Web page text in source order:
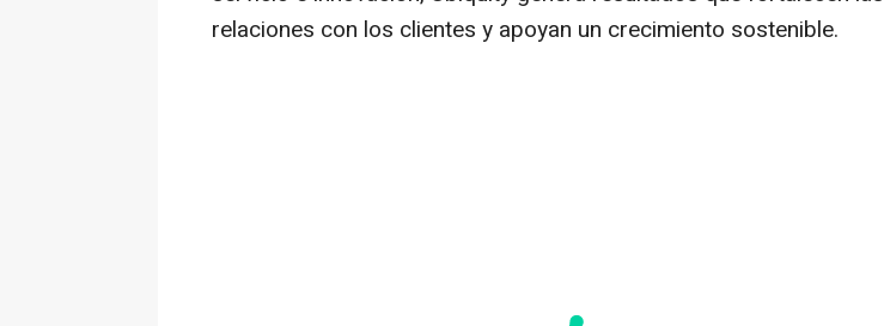
relaciones con los clientes y apoyan un crecimiento sostenible.